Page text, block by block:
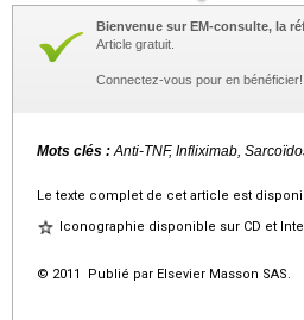
Bienvenue sur EM-consulte, la
Article gratuit.
Connectez-vous pour en bénéficier!
Mots clés :Anti-TNF, Infliximab,
Le texte complet de cet article est
Iconographie disponible sur CD et
© 2011 Publié par Elsevier Masson SAS.